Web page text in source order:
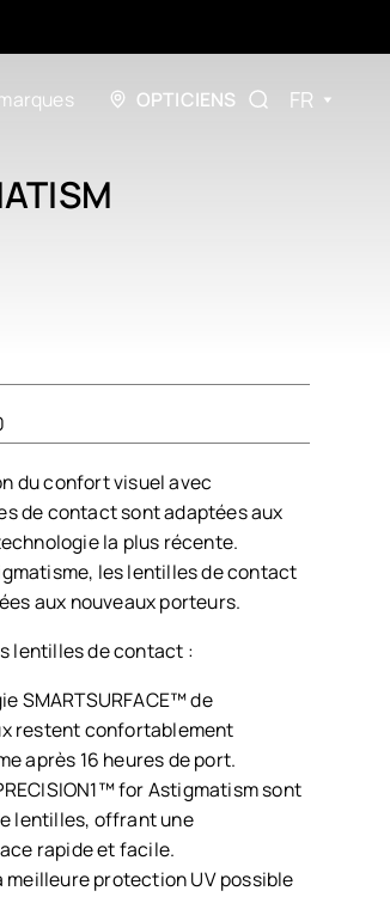
OPTICIENS FR
du confort visuel avec
de contact sont adaptées aux
la plus récente.
les lentilles de contact
aux nouveaux porteurs.
lentilles de contact :
SMARTSURFACE™ de
restent confortablement
après 16 heures de port.
for Astigmatism sont
lentilles, offrant une
rapide et facile.
meilleure protection UV possible